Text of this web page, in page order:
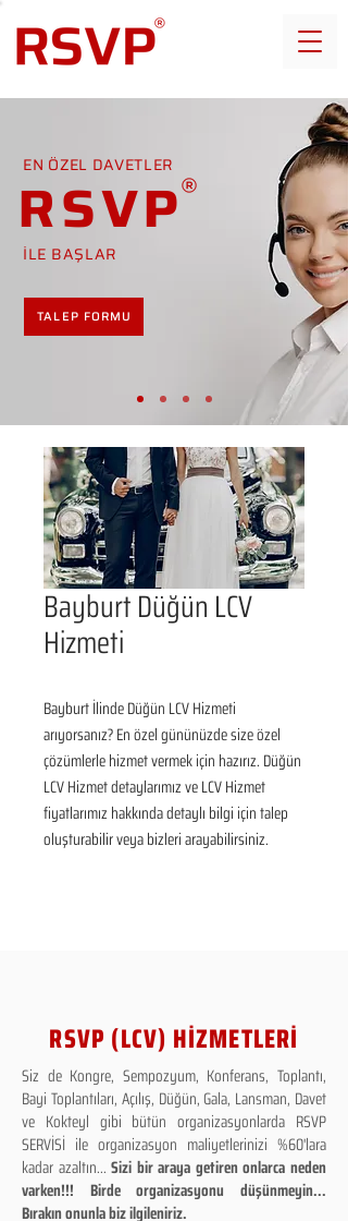
EN ÖZEL DAVETLER
RSVP
İLE BAŞLAR
TALEP FORMU
Bayburt Düğün LCV
Hizmeti
Bayburt İlinde Düğün LCV Hizmeti
arıyorsanız? En özel gününüzde size özel
çözümlerle hizmet vermek için hazırız. Düğün
LCV Hizmet detaylarımız ve LCV Hizmet
fiyatlarımız hakkında detaylı bilgi için talep
oluşturabilir veya bizleri arayabilirsiniz.
RSVP (LCV) HİZMETLERİ
Siz de Kongre, Sempozyum, Konferans, Toplantı,
Bayi Toplantıları, Açılış, Düğün, Gala, Lansman, Davet
ve Kokteyl gibi bütün organizasyonlarda RSVP
SERVİSİ ile organizasyon maliyetlerinizi %60'lara
kadar azaltın...Sizi bir araya getiren onlarca neden
varken!!! Birde organizasyonu düşünmeyin...
Bırakın onunla biz ilgileniriz.